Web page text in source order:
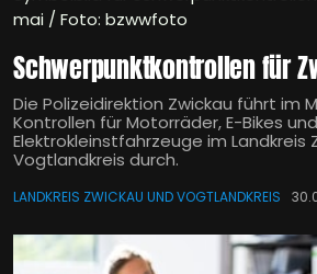
mai / Foto: bzwwfoto
Schwerpunktkontrollen für
Die Polizeidirektion Zwickau führt im
Kontrollen für Motorräder, E-Bikes und
Elektrokleinstfahrzeuge im Landkreis
Vogtlandkreis durch.
LANDKREIS ZWICKAU UND VOGTLANDKREIS